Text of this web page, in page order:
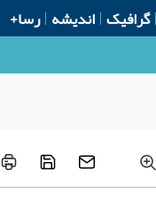
گرافیک اندیشه رسا+